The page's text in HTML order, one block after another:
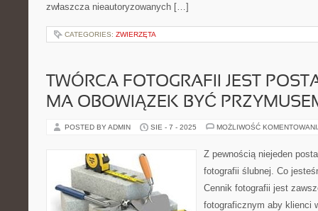
zwłaszcza nieautoryzowanych […]
CATEGORIES: ZWIERZĘTA
TWÓRCA FOTOGRAFII JEST
MA OBOWIĄZEK BYĆ
POSTED BY ADMIN SIE - 7 - 2025 MOŻLIWOŚĆ
Z pewnością niejeden
fotografii ślubnej. Co
Cennik fotografii jest
fotograficznym aby klienci